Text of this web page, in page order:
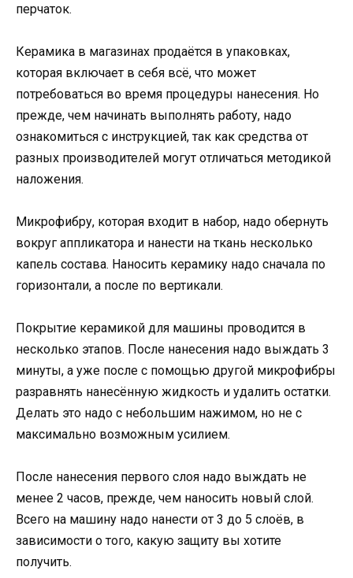
перчаток.
Керамика в магазинах продаётся в упаковках,
которая включает в себя всё, что может
потребоваться во время процедуры нанесения. Но
прежде, чем начинать выполнять работу, надо
ознакомиться с инструкцией, так как средства от
разных производителей могут отличаться методикой
наложения.
Микрофибру, которая входит в набор, надо обернуть
вокруг аппликатора и нанести на ткань несколько
капель состава. Наносить керамику надо сначала по
горизонтали, а после по вертикали.
Покрытие керамикой для машины проводится в
несколько этапов. После нанесения надо выждать 3
минуты, а уже после с помощью другой микрофибры
разравнять нанесённую жидкость и удалить остатки.
Делать это надо с небольшим нажимом, но не с
максимально возможным усилием.
После нанесения первого слоя надо выждать не
менее 2 часов, прежде, чем наносить новый слой.
Всего на машину надо нанести от 3 до 5 слоёв, в
зависимости о того, какую защиту вы хотите
получить.